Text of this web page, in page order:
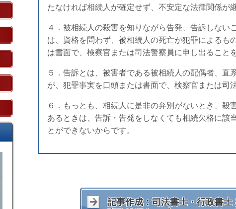
たなければ相続人が確定せず、不安定な法律関係が
４．被相続人の殺害を知りながら告発、告訴しない
は、資格を問わず、被相続人の死亡が犯罪によるも
は書面で、検察官または司法警察員に申し出ること
５．告訴とは、被害者である被相続人の配偶者、直
が、犯罪事実を口頭または書面で、検察官または司
６．もっとも、相続人に是非の弁別がないとき、殺
あるときは、告訴・告発をしなくても相続欠格に該
とができないからです。
記事作成：司法書士・行政書士